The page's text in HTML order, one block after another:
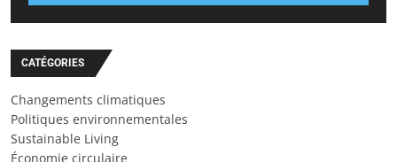
CATÉGORIES
Changements climatiques
Politiques environnementales
Sustainable Living
Économie circulaire